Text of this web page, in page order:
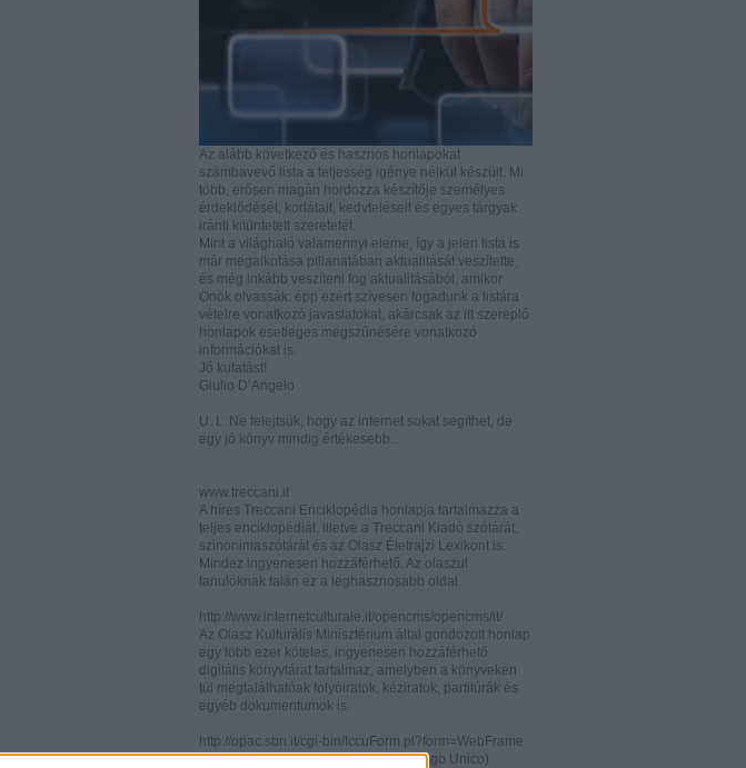
Az alább következő és hasznos honlapokat
számbavevő lista a teljesség igénye nélkül készült. Mi
több, erősen magán hordozza készítője személyes
érdeklődését, korlátait, kedvteléseit és egyes tárgyak
iránti kitüntetett szeretetét.
Mint a világhaló valamennyi eleme, így a jelen lista is
már megalkotása pillanatában aktualitását veszítette,
és még inkább veszíteni fog aktualitásából, amikor
Önök olvassák: épp ezért szívesen fogadunk a listára
vételre vonatkozó javaslatokat, akárcsak az itt szereplő
honlapok esetleges megszűnésére vonatkozó
információkat is.
Jó kutatást!
Giulio D’Angelo
U. I.: Ne felejtsük, hogy az internet sokat segíthet, de
egy jó könyv mindig értékesebb...
www.treccani.it
A híres Treccani Enciklopédia honlapja tartalmazza a
teljes enciklopédiát, illetve a Treccani Kiadó szótárát,
szinonimaszótárát és az Olasz Életrajzi Lexikont is.
Mindez ingyenesen hozzáférhető. Az olaszul
tanulóknak talán ez a leghasznosabb oldal.
http://www.internetculturale.it/opencms/opencms/it/
Az Olasz Kulturális Minisztérium által gondozott honlap
egy több ezer kötetes, ingyenesen hozzáférhető
digitális könyvtárat tartalmaz, amelyben a könyveken
túl megtalálhatóak folyóiratok, kéziratok, partitúrák és
egyéb dokumentumok is.
http://opac.sbn.it/cgi-bin/IccuForm.pl?form=WebFrame
Az ICCU (Istituto Centrale per il Catalogo Unico)